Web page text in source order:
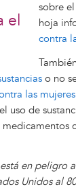
el
sobre
hoja
contra
o no
las
uso de
en peligro
Unidos al